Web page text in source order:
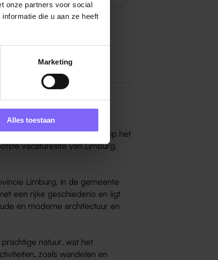
onze partners voor social
die u aan ze heeft
Marketing
Alles toestaan
kunt vinden? Je bent hier op het
vacaturesite van Limburg.
Limburg, in de gemeente
een rijke geschiedenis en ligt
en moderne architectuur en
natuur, wat het
zoals wandelen en